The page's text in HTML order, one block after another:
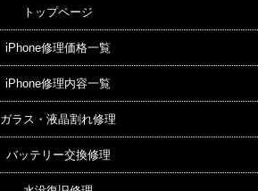
トップページ
iPhone修理価格一覧
iPhone修理内容一覧
ガラス・液晶割れ修理
バッテリー交換修理